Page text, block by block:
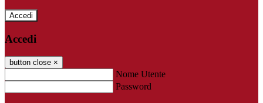
Accedi
Accedi
button close ×
Nome Utente
Password